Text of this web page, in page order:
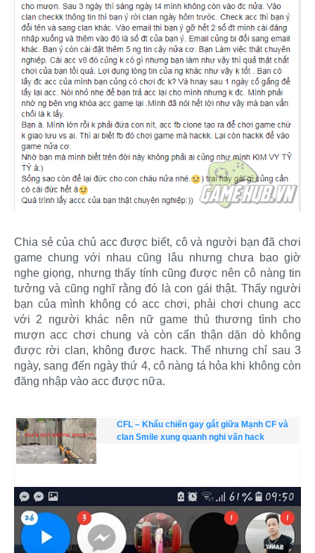
Chia sẻ của chủ acc được biết, cô và người bạn đã chơi
game chung với nhau cũng lâu nhưng chưa bao giờ
nghe giọng, nhưng thấy tính cũng được nên cô nàng tin
tưởng và cũng nghĩ rằng đó là con gái thật. Thấy người
bạn của mình không có acc chơi, phải chơi chung acc
với 2 người khác nên nữ game thủ thương tình cho
mượn acc chơi chung và còn cẩn thận dặn dò không
được rời clan, không được hack. Thế nhưng chỉ sau 3
ngày, sang đến ngày thứ 4, cô nàng tá hỏa khi không còn
đăng nhập vào acc được nữa.
CFL – Khẩu chiến gay gắt giữa Mạnh CF và
clan Smile xung quanh nghi vấn hack